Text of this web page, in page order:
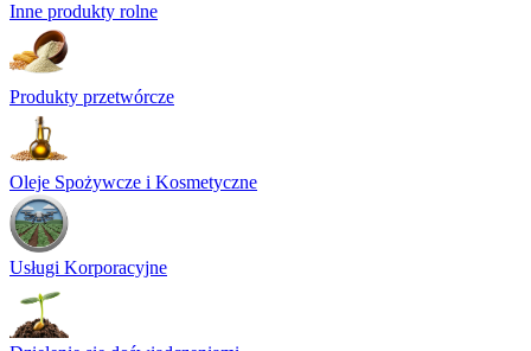
Inne produkty rolne
Produkty przetwórcze
Oleje Spożywcze i Kosmetyczne
Usługi Korporacyjne